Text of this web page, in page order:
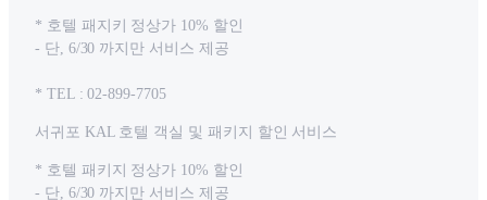
* 호텔 패지키 정상가 10% 할인
- 단, 6/30 까지만 서비스 제공
* TEL : 02-899-7705
서귀포 KAL 호텔 객실 및 패키지 할인 서비스
* 호텔 패키지 정상가 10% 할인
- 단, 6/30 까지만 서비스 제공